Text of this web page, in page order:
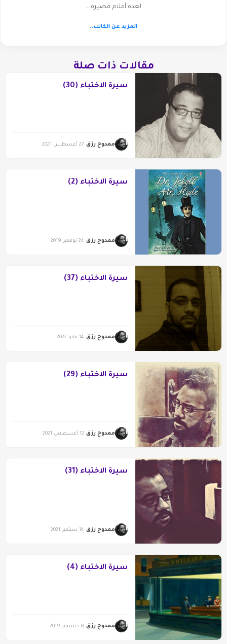
لعدة أفلام قصيرة.…
المزيد عن الكاتب..
مقالات ذات صلة
سيرة الاختباء (30)
ممدوح رزق 27 أغسطس 2021
سيرة الاختباء (2)
ممدوح رزق 24 نوفمبر 2019
سيرة الاختباء (37)
ممدوح رزق 14 مايو 2022
سيرة الاختباء (29)
ممدوح رزق 12 أغسطس 2021
سيرة الاختباء (31)
ممدوح رزق 14 سبتمبر 2021
سيرة الاختباء (4)
ممدوح رزق 8 ديسمبر 2019